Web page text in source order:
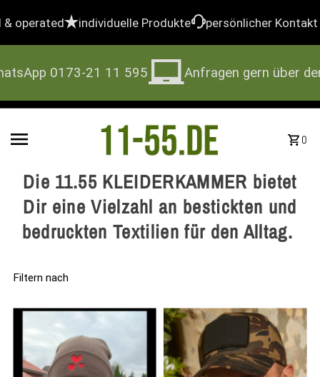
Direkt zum Inhalt
operated individuelle Produkte persönlicher Kontakt &
0173-21 11 595 Anfragen gern über den
0
Die 11.55 KLEIDERKAMMER bietet
Dir eine Vielzahl an bestickten und
bedruckten Textilien für den Alltag.
Filtern nach